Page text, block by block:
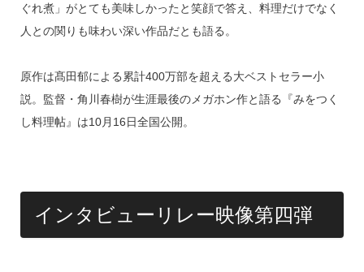
ぐれ煮」がとても美味しかったと笑顔で答え、料理だけでなく
人との関りも味わい深い作品だとも語る。
原作は髙田郁による累計400万部を超える大ベストセラー小
説。監督・角川春樹が生涯最後のメガホン作と語る『みをつく
し料理帖』は10月16日全国公開。
インタビューリレー映像第四弾